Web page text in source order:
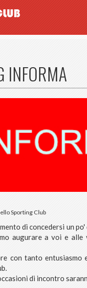
INFORMA
Sporting Club
di concedersi un
augurare a voi e
con tanto
di incontro